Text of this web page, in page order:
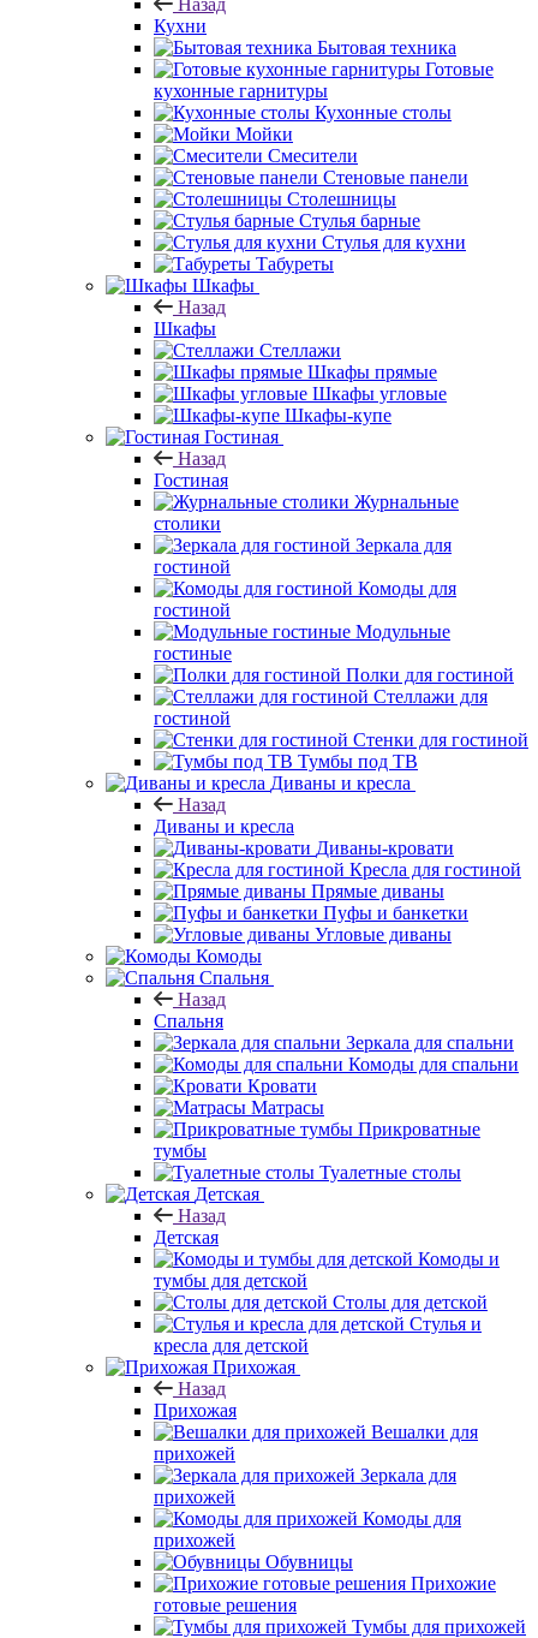
Назад
Кухни
Бытовая техника
Готовые
кухонные гарнитуры
Кухонные столы
Мойки
Смесители
Стеновые панели
Столешницы
Стулья барные
Стулья для кухни
Табуреты
Шкафы
Назад
Шкафы
Стеллажи
Шкафы прямые
Шкафы угловые
Шкафы-купе
Гостиная
Назад
Гостиная
Журнальные
столики
Зеркала для
гостиной
Комоды для
гостиной
Модульные
гостиные
Полки для гостиной
Стеллажи для
гостиной
Стенки для гостиной
Тумбы под ТВ
Диваны и кресла
Назад
Диваны и кресла
Диваны-кровати
Кресла для гостиной
Прямые диваны
Пуфы и банкетки
Угловые диваны
Комоды
Спальня
Назад
Спальня
Зеркала для спальни
Комоды для спальни
Кровати
Матрасы
Прикроватные
тумбы
Туалетные столы
Детская
Назад
Детская
Комоды и
тумбы для детской
Столы для детской
Стулья и
кресла для детской
Прихожая
Назад
Прихожая
Вешалки для
прихожей
Зеркала для
прихожей
Комоды для
прихожей
Обувницы
Прихожие
готовые решения
Тумбы для прихожей